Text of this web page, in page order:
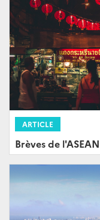
ARTICLE
Brèves de